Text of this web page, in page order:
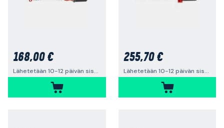
168,00 €
Lähetetään 10-12 päivän sisällä
255,70 €
Lähetetään 10-12 päivän sisällä